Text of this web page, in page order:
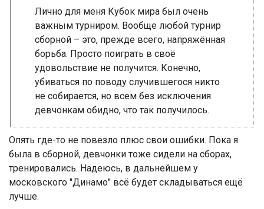
Лично для меня Кубок мира был очень
важным турниром. Вообще любой турнир
сборной – это, прежде всего, напряжённая
борьба. Просто поиграть в своё
удовольствие не получится. Конечно,
убиваться по поводу случившегося никто
не собирается, но всем без исключения
девчонкам обидно, что так получилось.
Опять где-то не повезло плюс свои ошибки. Пока я
была в сборной, девчонки тоже сидели на сборах,
тренировались. Надеюсь, в дальнейшем у
московского "Динамо" всё будет складываться ещё
лучше.